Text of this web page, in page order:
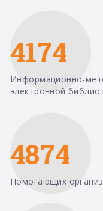
4174
Информационно-
электронной
4874
Помогающих